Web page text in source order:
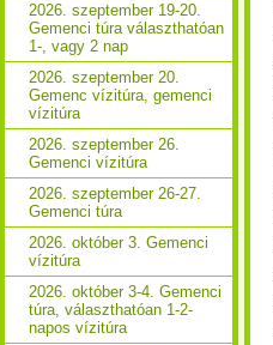
2026. szeptember 19-20.
Gemenci túra választhatóan
1-, vagy 2 nap
2026. szeptember 20.
Gemenc vízitúra, gemenci
vízitúra
2026. szeptember 26.
Gemenci vízitúra
2026. szeptember 26-27.
Gemenci túra
2026. október 3. Gemenci
vízitúra
2026. október 3-4. Gemenci
túra, választhatóan 1-2-
napos vízitúra